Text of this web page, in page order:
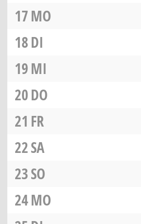
17MO
18DI
19MI
20DO
21 FR
22SA
23SO
24MO